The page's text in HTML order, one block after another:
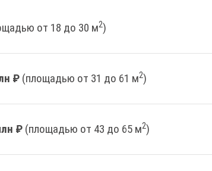
от 18 до 30 м2)
₽ (площадью от 31 до 61 м2)
₽ (площадью от 43 до 65 м2)